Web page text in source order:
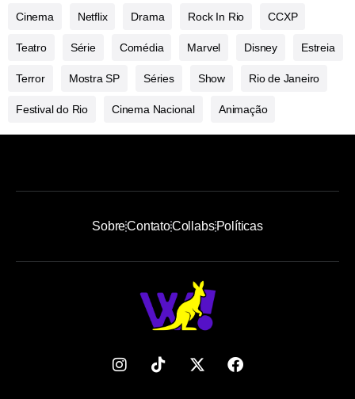
Cinema Netflix Drama Rock In Rio CCXP
Teatro Série Comédia Marvel Disney Estreia
Terror Mostra SP Séries Show Rio de Janeiro
Festival do Rio Cinema Nacional Animação
SobreContatoCollabsPolíticas